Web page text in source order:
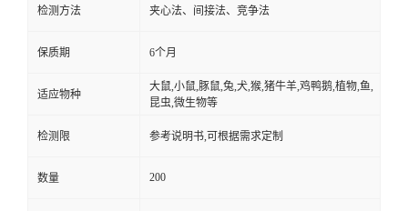
检测方法 夹心法、间接法、竞争法
保质期 6个月
适应物种
大鼠,小鼠,豚鼠,兔,犬,猴,猪牛羊,鸡鸭鹅,植物,鱼,
昆虫,微生物等
检测限 参考说明书,可根据需求定制
数量 200